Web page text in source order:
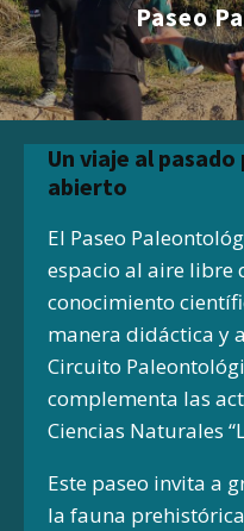
Paseo
Un viaje al
abierto
El Paseo
espacio al aire libre
conocimiento
manera didáctica y
Circuito
complementa las
Ciencias Naturales
Este paseo invita a
la fauna